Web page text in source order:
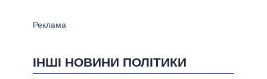
ІНШІ НОВИНИ ПОЛІТИКИ